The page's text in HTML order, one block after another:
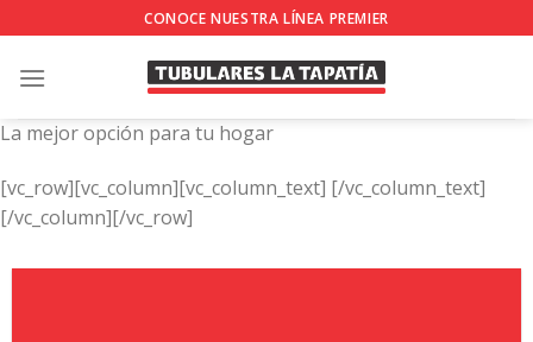
to
content
CONOCE NUESTRA LÍNEA PREMIER
La mejor opción para tu hogar
[vc_row][vc_column][vc_column_text] [/vc_column_text]
[/vc_column][/vc_row]